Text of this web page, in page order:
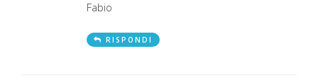
Fabio
RISPONDI